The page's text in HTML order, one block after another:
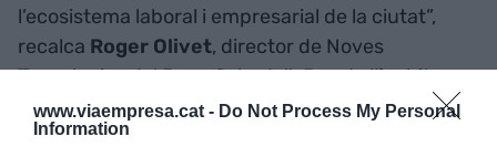
www.viaempresa.cat - Do Not Process My Personal
Information
l’ecosistema laboral i empresarial de la ciutat”,
recalca Roger Olivet, director de Noves
Tecnologies del Banc Sabadell. Des de l’àmbit
industrial, es posa l’accent en la tecnologia. Així
ho destacaJean-Marc Galvez